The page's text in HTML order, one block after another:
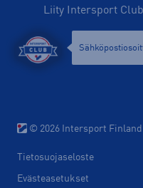
Liity Intersport
© 2026 Intersport Finland
Tietosuojaseloste
Evästeasetukset